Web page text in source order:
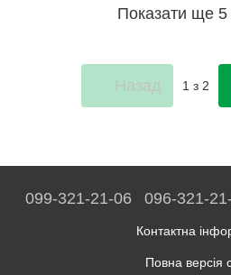
Показати ще 5
Назад 1 з 2
099-321-21-06 096-321-
Контактна
Повна версія